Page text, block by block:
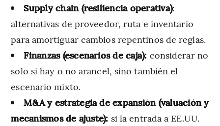
Supply chain (resiliencia operativa):
alternativas de proveedor, ruta e inventario
para amortiguar cambios repentinos de reglas.
Finanzas (escenarios de caja): considerar no
solo si hay o no arancel, sino también el
escenario mixto.
M&A y estrategia de expansión (valuación y
mecanismos de ajuste): si la entrada a EE.UU.